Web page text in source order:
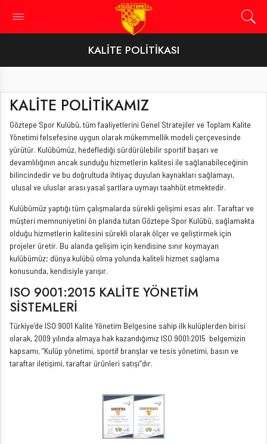
KALITE POLITIKASI
KALİTE POLİTİKAMIZ
Göztepe Spor Kulübü, tüm faaliyetlerini Genel Stratejiler ve Toplam Kalite
Yönetimi felsefesine uygun olarak mükemmellik modeli çerçevesinde
yürütür. Kulübümüz, hedeflediği sürdürülebilir sportif başarı ve
devamlılığının ancak sunduğu hizmetlerin kalitesi ile sağlanabileceğinin
bilincindedir ve bu doğrultuda ihtiyaç duyulan kaynakları sağlamayı,
ulusal ve uluslar arası yasal şartlara uymayı taahhüt etmektedir.
Kulübümüz yaptığı tüm çalışmalarda sürekli gelişimi esas alır. Taraftar ve
müşteri memnuniyetini ön planda tutan Göztepe Spor Kulübü, sağlamakta
olduğu hizmetlerin kalitesini sürekli olarak ölçer ve geliştirmek için
projeler üretir. Bu alanda gelişim için kendisine sınır koymayan
kulübümüz; dünya kulübü olma yolunda kaliteli hizmet sağlama
konusunda, kendisiyle yarışır.
ISO 9001:2015 KALİTE YÖNETİM
SİSTEMLERİ
Türkiye’de ISO 9001 Kalite Yönetim Belgesine sahip ilk kulüplerden birisi
olarak, 2009 yılında almaya hak kazandığımız ISO 9001:2015 belgemizin
kapsamı, “Kulüp yönetimi, sportif branşlar ve tesis yönetimi, basın ve
taraftar iletişimi, taraftar ürünleri satışı”dır.